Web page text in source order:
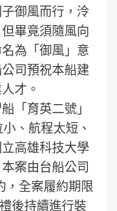
御風而行，泠
畢竟須隨風向
為「御風」意
司預祝本船建
才。
「育英二號」
、航程太短、
高雄科技大學
案由台船公司
，全案履約期限
後持續進行裝